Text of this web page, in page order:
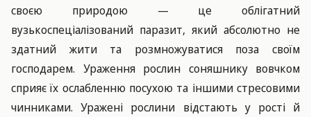
своєю природою — це облігатний
вузькоспеціалізований паразит, який абсолютно не
здатний жити та розмножуватися поза своїм
господарем. Ураження рослин соняшнику вовчком
сприяє їх ослабленню посухою та іншими стресовими
чинниками. Уражені рослини відстають у рості й